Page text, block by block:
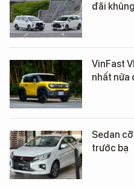
đãi
VinFast
nhất nửa
Sedan
trước bạ